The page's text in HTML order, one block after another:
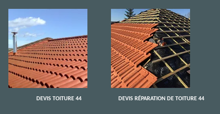
DEVIS TOITURE 44 DEVIS RÉPARATION DE TOITURE 44